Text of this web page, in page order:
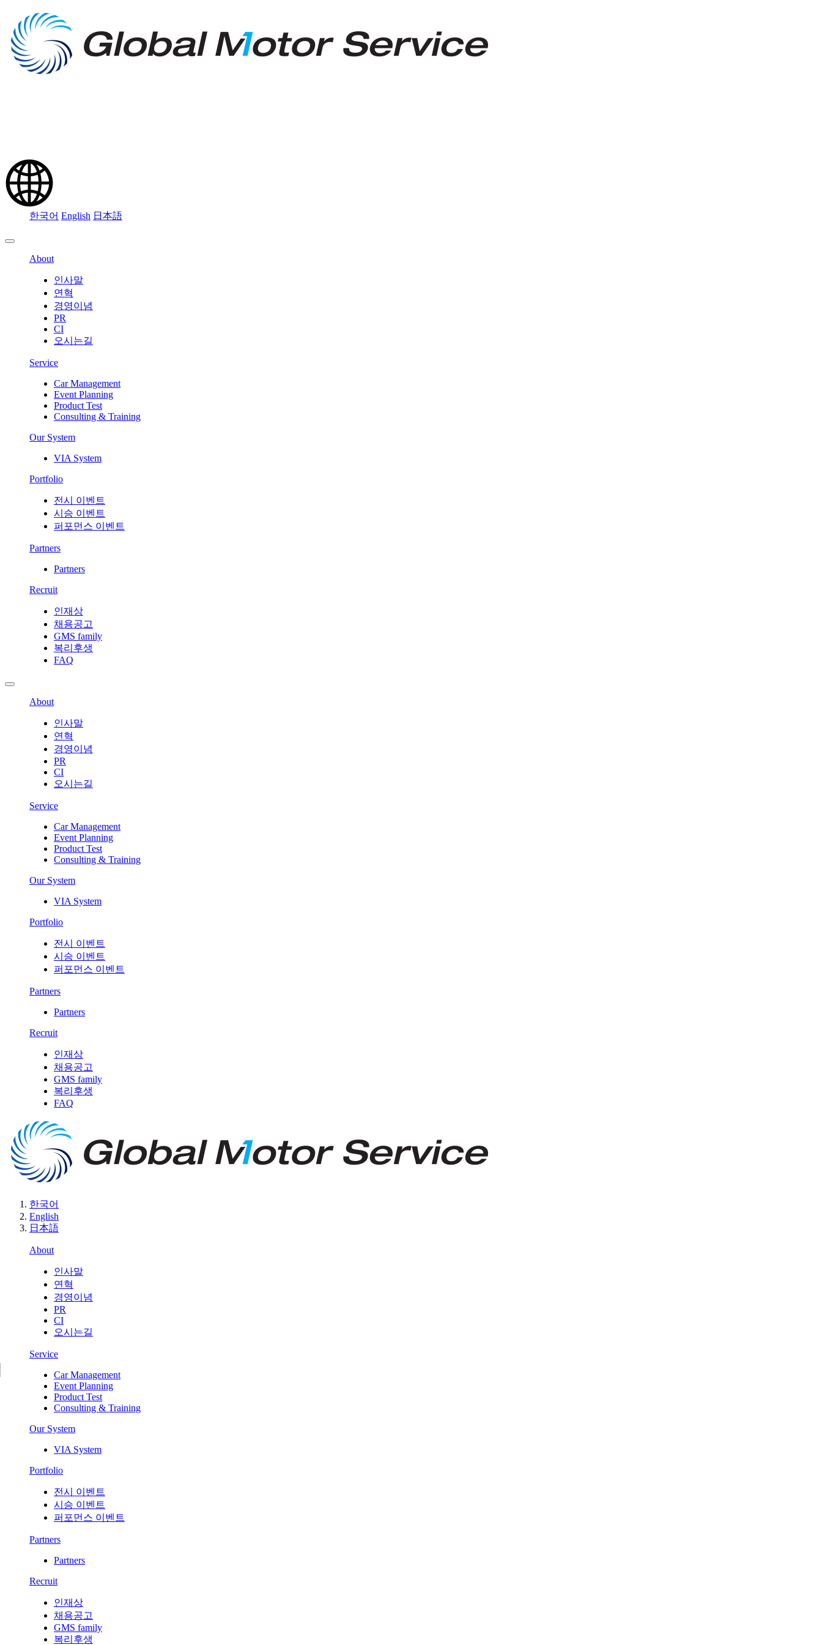
한국어 English 日本語
About
인사말
연혁
경영이념
PR
CI
오시는길
Service
Car Management
Event Planning
Product Test
Consulting & Training
Our System
VIA System
Portfolio
전시 이벤트
시승 이벤트
퍼포먼스 이벤트
Partners
Partners
Recruit
인재상
채용공고
GMS family
복리후생
FAQ
About
인사말
연혁
경영이념
PR
CI
오시는길
Service
Car Management
Event Planning
Product Test
Consulting & Training
Our System
VIA System
Portfolio
전시 이벤트
시승 이벤트
퍼포먼스 이벤트
Partners
Partners
Recruit
인재상
채용공고
GMS family
복리후생
FAQ
한국어
English
日本語
About
인사말
연혁
경영이념
PR
CI
오시는길
Service
Car Management
Event Planning
Product Test
Consulting & Training
Our System
VIA System
Portfolio
전시 이벤트
시승 이벤트
퍼포먼스 이벤트
Partners
Partners
Recruit
인재상
채용공고
GMS family
복리후생